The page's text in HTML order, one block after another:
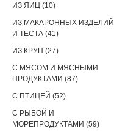
ИЗ ЯИЦ (10)
ИЗ МАКАРОННЫХ ИЗДЕЛИЙ
И ТЕСТА (41)
ИЗ КРУП (27)
С МЯСОМ И МЯСНЫМИ
ПРОДУКТАМИ (87)
С ПТИЦЕЙ (52)
С РЫБОЙ И
МОРЕПРОДУКТАМИ (59)